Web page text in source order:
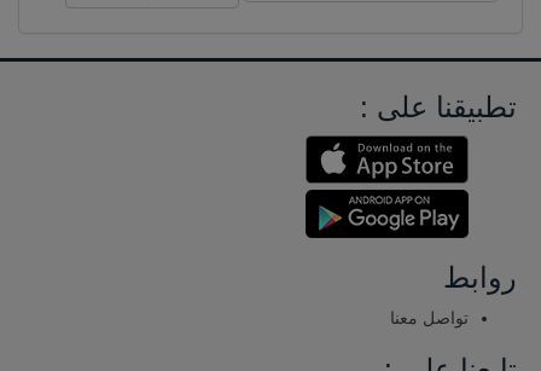
تطبيقنا على :
روابط
تواصل معنا